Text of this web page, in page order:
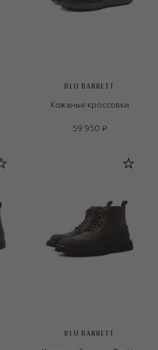
BLU BARRETT
Кожаные кроссовки
59 950 ₽
BLU BARRETT